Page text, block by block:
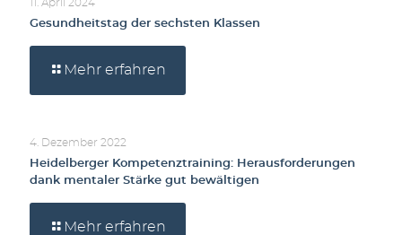
11. April 2024
Gesundheitstag der sechsten Klassen
Mehr erfahren
4. Dezember 2022
Heidelberger Kompetenztraining: Herausforderungen
dank mentaler Stärke gut bewältigen
Mehr erfahren